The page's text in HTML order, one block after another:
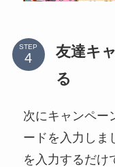
STEP
友達キ
る
次にキャンペー
ードを入力しま
を入力するだけ